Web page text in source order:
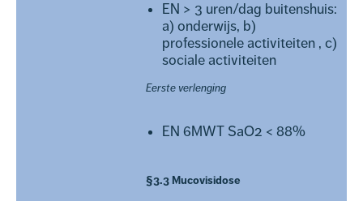
EN > 3 uren/dag buitenshuis:
a) onderwijs, b)
professionele activiteiten , c)
sociale activiteiten
Eerste verlenging
EN 6MWT SaO2 < 88%
§3.3 Mucovisidose